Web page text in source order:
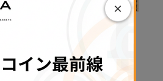
ィ法」の米上院採
と報道
×